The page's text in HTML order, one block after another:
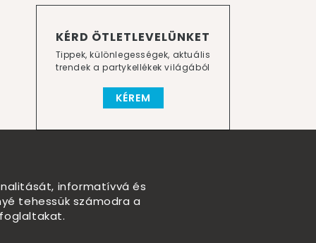
KÉRD ÖTLETLEVELÜNKET
Tippek, különlegességek, aktuális
trendek a partykellékek világából
KÉREM
informatívvá és
tehessük számodra a